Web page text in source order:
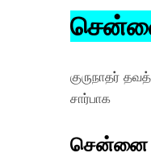
குருநாதர்
சார்பாக
சென்னை